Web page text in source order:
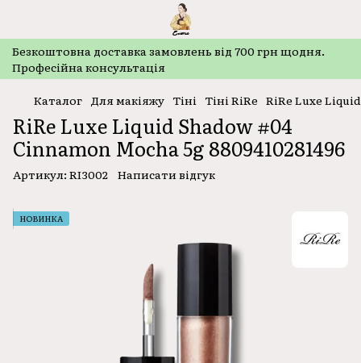
Безкоштовнa доставка замовлень від 700 грн щодня.
Професійна консультація
Каталог Для макіяжу Тіні Тіні RiRe RiRe Luxe
RiRe Luxe Liquid Shadow #04
Cinnamon Mocha 5g 8809410281496
Артикул: RI3002 Написати відгук
НОВИНКА